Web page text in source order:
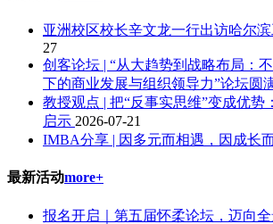
亚洲校区校长辛文龙一行出访哈尔
27
创客论坛 | “从大趋势到战略布局：
下的商业发展与组织领导力”论坛圆
教授观点 | 把“反事实思维”变成优势
启示 2026-07-21
IMBA分享 | 因多元而相遇，因成长
最新活动more+
报名开启｜第五届怀柔论坛，迈向